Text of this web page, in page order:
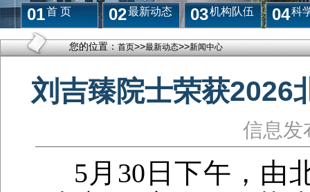
01首 页 02最新动态 03机构队伍 04科
您的位置：首页>>最新动态>>新闻中心
刘吉臻院士荣获2026
信息发
5月30日下午，由